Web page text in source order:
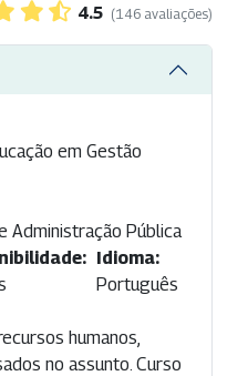
4.5 (146 avaliações)
em Gestão
Administração Pública
Idioma:
Português
humanos,
no assunto. Curso